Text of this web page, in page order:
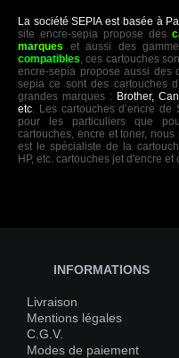
La société SEPIA est basée à
site encre-sepia propose des
marques et aussi des
compatibles, ces cartouches
encre-sepia propose aussi des
sepia ce sont des cartouches
grandes marques : Brother,
etc. Les cartouches d’encre
pour les particuliers que
cartouches, encre et toner,
est le spécialiste de la
HP, etc. cartouches jet d'encre
INFORMATIONS
Livraison
Mentions légales
C.G.V.
Modes de paiement